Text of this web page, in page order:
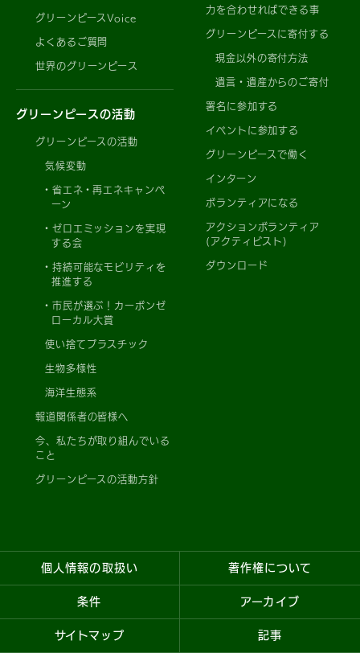
グリーンピースVoice
よくあるご質問
世界のグリーンピース
グリーンピースの活動
グリーンピースの活動
気候変動
省エネ・再エネキャンペ
ーン
ゼロエミッションを実現
する会
持続可能なモビリティを
推進する
市民が選ぶ！カーボンゼ
ローカル大賞
使い捨てプラスチック
生物多様性
海洋生態系
報道関係者の皆様へ
今、私たちが取り組んでいる
こと
グリーンピースの活動方針
力を合わせればできる事
グリーンピースに寄付する
現金以外の寄付方法
遺言・遺産からのご寄付
署名に参加する
イベントに参加する
グリーンピースで働く
インターン
ボランティアになる
アクションボランティア
(アクティビスト)
ダウンロード
個人情報の取扱い 著作権について
条件 アーカイブ
サイトマップ 記事